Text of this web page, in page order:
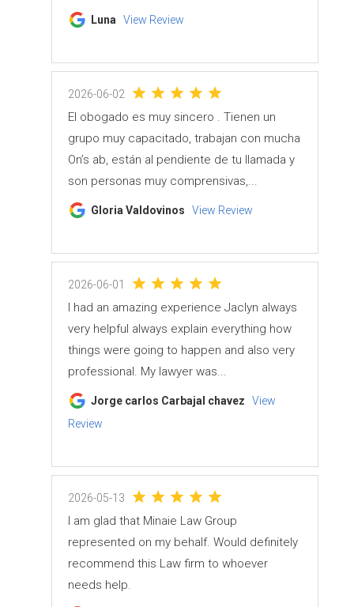
Luna View Review
2026-06-02
El obogado es muy sincero . Tienen un
grupo muy capacitado, trabajan con mucha
On’s ab, están al pendiente de tu llamada y
son personas muy comprensivas,...
Gloria Valdovinos View Review
2026-06-01
I had an amazing experience Jaclyn always
very helpful always explain everything how
things were going to happen and also very
professional. My lawyer was...
Jorge carlos Carbajal chavez
View
Review
2026-05-13
I am glad that Minaie Law Group
represented on my behalf. Would definitely
recommend this Law firm to whoever
needs help.